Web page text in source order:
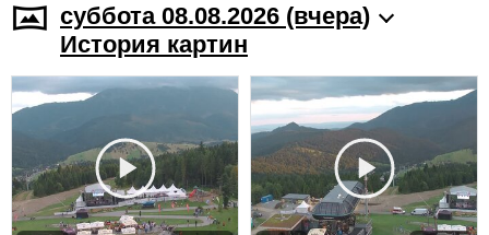
суббота 08.08.2026 (вчера)
История картин